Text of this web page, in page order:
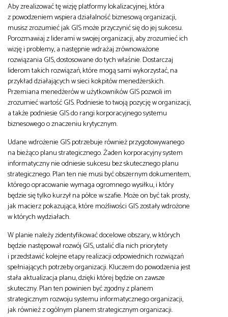
Aby zrealizować tę wizję platformy lokalizacyjnej, która
z powodzeniem wspiera działalność biznesową organizacji,
musisz zrozumieć jak GIS może przyczynić się do jej sukcesu.
Porozmawiaj z liderami w swojej organizacji, aby zrozumieć ich
wizję i problemy, a następnie wdrażaj zrównoważone
rozwiązania GIS, dostosowane do tych właśnie. Dostarczaj
liderom takich rozwiązań, które mogą sami wykorzystać, na
przykład działających w sieci kokpitów menedżerskich.
Przemiana menedżerów w użytkowników GIS pozwoli im
zrozumieć wartość GIS. Podniesie to twoją pozycję w organizacji,
a także podniesie GIS do rangi korporacyjnego systemu
biznesowego o znaczeniu krytycznym.
Udane wdrożenie GIS potrzebuje również przygotowywanego
na bieżąco planu strategicznego. Żaden korporacyjny system
informatyczny nie odniesie sukcesu bez skutecznego planu
strategicznego. Plan ten nie musi być obszernym dokumentem,
którego opracowanie wymaga ogromnego wysiłku, i który
będzie się tylko kurzył na półce w szafie. Może on być tak prosty,
jak macierz pokazująca, które możliwości GIS zostały wdrożone
w których wydziałach.
W planie należy zidentyfikować docelowe obszary, w których
będzie następował rozwój GIS, ustalić dla nich priorytety
i przedstawić kolejne etapy realizacji odpowiednich rozwiązań
spełniających potrzeby organizacji. Kluczem do powodzenia jest
stała aktualizacja planu, dzięki której będzie on zawsze
skuteczny. Plan ten powinien być zgodny z planem
strategicznym rozwoju systemu informatycznego organizacji,
jak również z ogólnym planem strategicznym organizacji.